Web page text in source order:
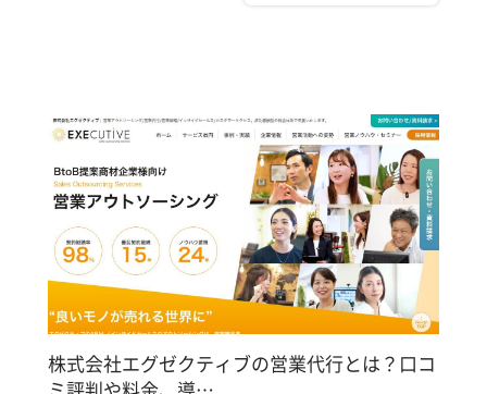
株式会社エグゼクティブの営業代行とは？口コ